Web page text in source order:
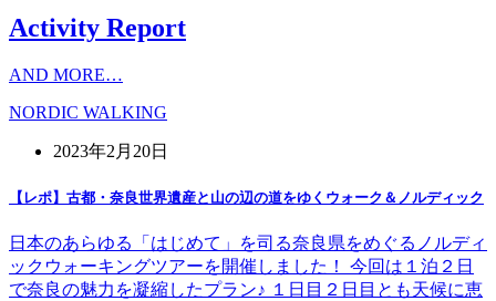
Activity Report
AND MORE…
NORDIC WALKING
2023年2月20日
【レポ】古都・奈良世界遺産と山の辺の道をゆくウォーク＆ノルディック
日本のあらゆる「はじめて」を司る奈良県をめぐるノルディ
ックウォーキングツアーを開催しました！ 今回は１泊２日
で奈良の魅力を凝縮したプラン♪ １日目２日目とも天候に恵